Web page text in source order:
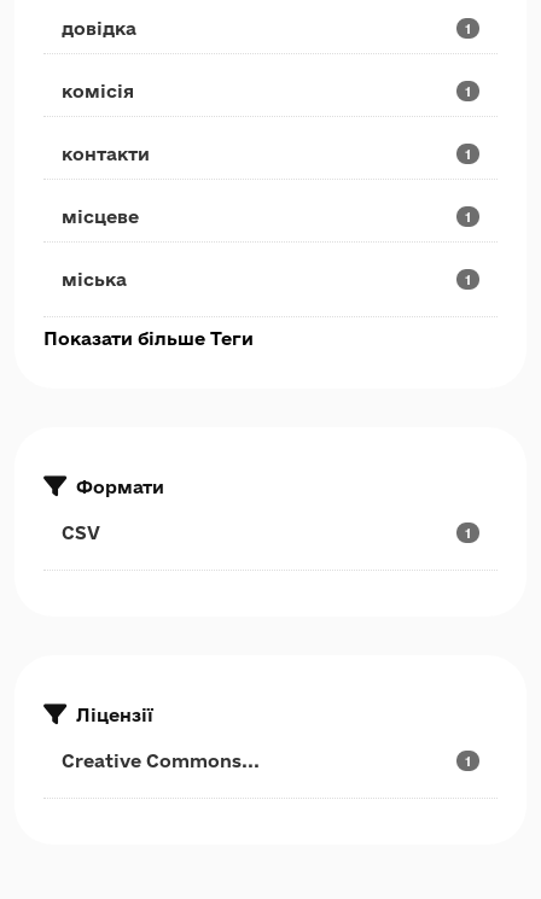
довідка 1
комісія 1
контакти 1
місцеве 1
міська 1
Показати більше Теги
Формати
CSV 1
Ліцензії
Creative Commons... 1